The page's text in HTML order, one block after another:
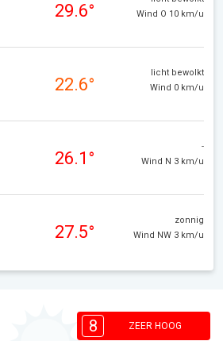
29.6°
Wind O 10 km/u
22.6°
licht bewolkt
Wind 0 km/u
26.1°
-
Wind N 3 km/u
27.5°
zonnig
Wind NW 3 km/u
8 ZEER HOOG